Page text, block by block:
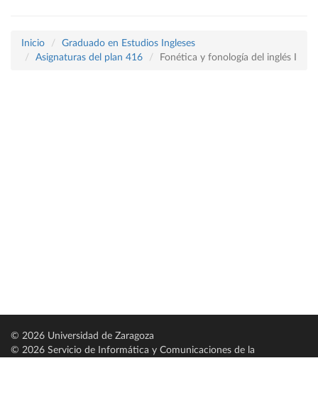
Inicio
Graduado en Estudios Ingleses
Asignaturas del plan 416
Fonética y fonología del inglés I
© 2026 Universidad de Zaragoza
© 2026 Servicio de Informática y Comunicaciones de la